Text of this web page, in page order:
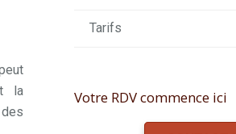
la
Tarifs
Votre RDV commence ici